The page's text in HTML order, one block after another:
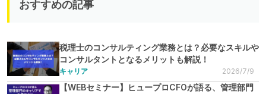
おすすめの記事
税理士のコンサルティング業務とは？必要なスキルや
コンサルタントとなるメリットも解説！
キャリア 2026/7/9
【WEBセミナー】ヒュープロCFOが語る、管理部門